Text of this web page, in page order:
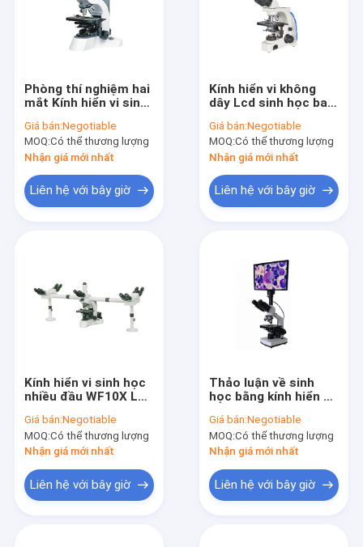
Phòng thí nghiệm hai
mắt Kính hiển vi sinh
Kính hiển vi chiếu
sáng Kohler ba mắt
Giá bán:Negotiable
MOQ:Có thể thương lượng
Nhận giá mới nhất
Liên hệ với bây giờ
Kính hiển vi không
dây Lcd sinh học ba
pha kỹ thuật số
WF10X 20mm
Giá bán:Negotiable
MOQ:Có thể thương lượng
Nhận giá mới nhất
Liên hệ với bây giờ
Kính hiển vi sinh học
nhiều đầu WF10X Lab
Quang học thơm
Giá bán:Negotiable
MOQ:Có thể thương lượng
Nhận giá mới nhất
Liên hệ với bây giờ
Thảo luận về sinh
học bằng kính hiển vi
Thảo luận về sinh
học bằng kính hiển vi
trường sáng
Giá bán:Negotiable
MOQ:Có thể thương lượng
Nhận giá mới nhất
Liên hệ với bây giờ